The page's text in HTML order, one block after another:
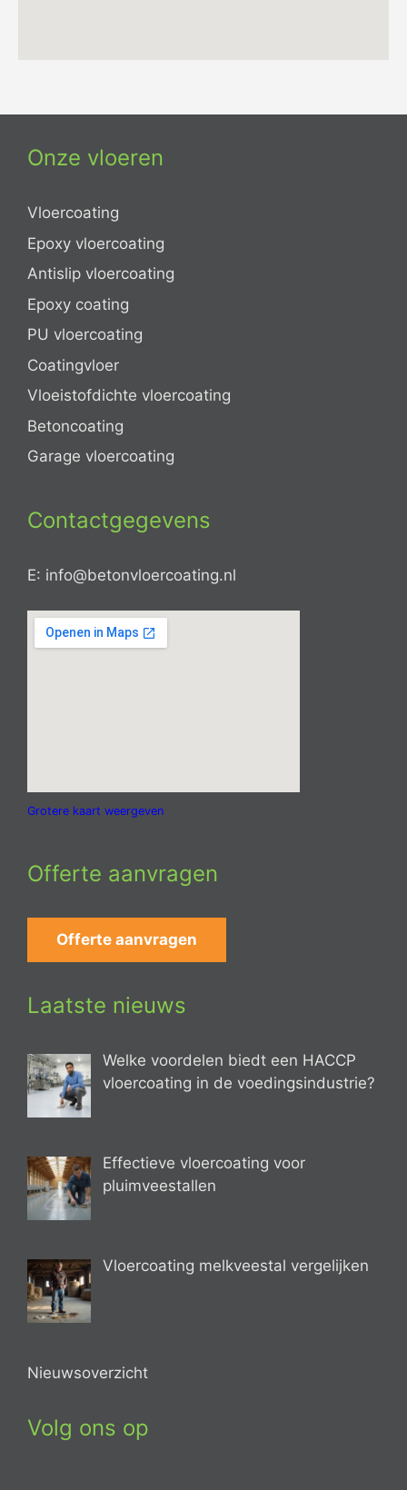
Onze vloeren
Vloercoating
Epoxy vloercoating
Antislip vloercoating
Epoxy coating
PU vloercoating
Coatingvloer
Vloeistofdichte vloercoating
Betoncoating
Garage vloercoating
Contactgegevens
E: info@betonvloercoating.nl
Grotere kaart weergeven
Offerte aanvragen
Offerte aanvragen
Laatste nieuws
Welke voordelen biedt een HACCP
vloercoating in de voedingsindustrie?
Effectieve vloercoating voor
pluimveestallen
Vloercoating melkveestal vergelijken
Nieuwsoverzicht
Volg ons op